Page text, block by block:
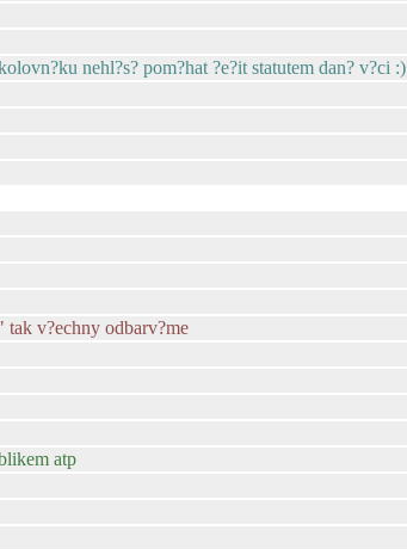
nehl?s? pom?hat ?e?it statutem dan? v?ci :)
tak v?echny odbarv?me
atp